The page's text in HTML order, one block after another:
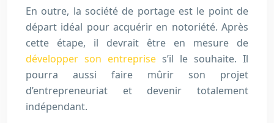
En outre, la société de portage est le point de
départ idéal pour acquérir en notoriété. Après
cette étape, il devrait être en mesure de
développer son entreprise s’il le souhaite. Il
pourra aussi faire mûrir son projet
d’entrepreneuriat et devenir totalement
indépendant.